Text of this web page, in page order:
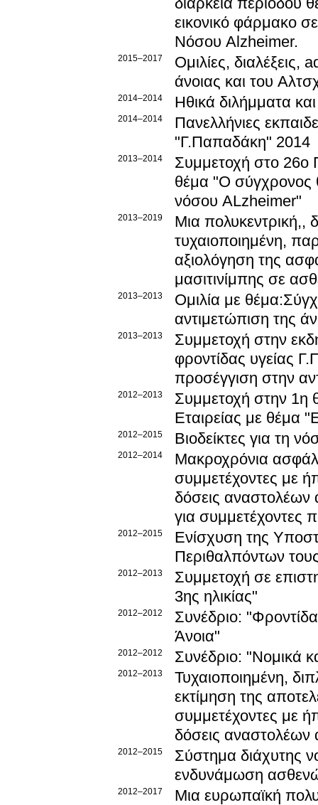
εικονικό φάρμακο
Νόσου Alzheimer.
2015–2017
Ομιλίες,
άνοιας και του
2014–2014 Ηθικά διλήμματα
2014–2014
Πανελλήνιες
"Γ.Παπαδάκη" 2014
2013–2014
Συμμετοχή στο 26ο
θέμα "Ο σύγχρονος
νόσου ALzheimer"
2013–2019
Μια πολυκεντρική,,
τυχαιοποιημένη,
αξιολόγηση της
μασιτινίμπης σε
2013–2013
Ομιλία με
αντιμετώπιση της
2013–2013
Συμμετοχή στην
φροντίδας υγείας
προσέγγιση στην
2012–2013
Συμμετοχή στην 1η
Εταιρείας με θέμα
2012–2015 Βιοδείκτες για τη
2012–2014
Μακροχρόνια
συμμετέχοντες με
δόσεις αναστολέων
για συμμετέχοντες
2012–2015
Ενίσχυση της
Περιθαλπόντων
2012–2013
Συμμετοχή σε
3ης ηλικίας"
2012–2012
Συνέδριο:
Άνοια"
2012–2012 Συνέδριο: "Νομικά
2012–2013
Τυχαιοποιημένη,
εκτίμηση της
συμμετέχοντες με
δόσεις αναστολέων
2012–2015
Σύστημα διάχυτης
ενδυνάμωση
2012–2017
Μια ευρωπαϊκή